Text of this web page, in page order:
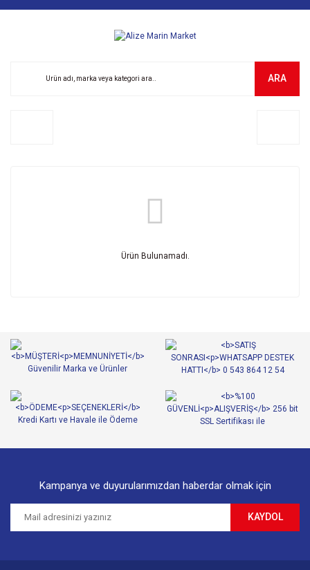
ARA
Ürün Bulunamadı.
Kampanya ve duyurularımızdan haberdar olmak için
KAYDOL